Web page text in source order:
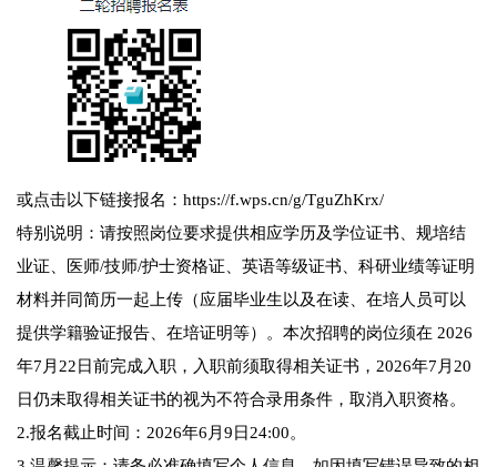
或点击以下链接报名：https://f.wps.cn/g/TguZhKrx/
特别说明：请按照岗位要求提供相应学历及学位证书、规培结
业证、医师/技师/护士资格证、英语等级证书、科研业绩等证明
材料并同简历一起上传（应届毕业生以及在读、在培人员可以
提供学籍验证报告、在培证明等）。本次招聘的岗位须在 2026
年7月22日前完成入职，入职前须取得相关证书，2026年7月20
日仍未取得相关证书的视为不符合录用条件，取消入职资格。
2.报名截止时间：2026年6月9日24:00。